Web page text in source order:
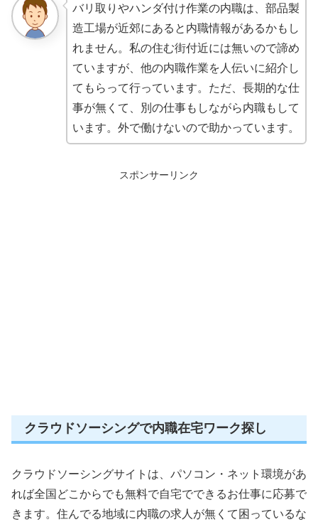
バリ取りやハンダ付け作業の内職は、部品製
造工場が近郊にあると内職情報があるかもし
れません。私の住む街付近には無いので諦め
ていますが、他の内職作業を人伝いに紹介し
てもらって行っています。ただ、長期的な仕
事が無くて、別の仕事もしながら内職もして
います。外で働けないので助かっています。
スポンサーリンク
クラウドソーシングで内職在宅ワーク探し
クラウドソーシングサイトは、パソコン・ネット環境があ
れば全国どこからでも無料で自宅でできるお仕事に応募で
きます。住んでる地域に内職の求人が無くて困っているな